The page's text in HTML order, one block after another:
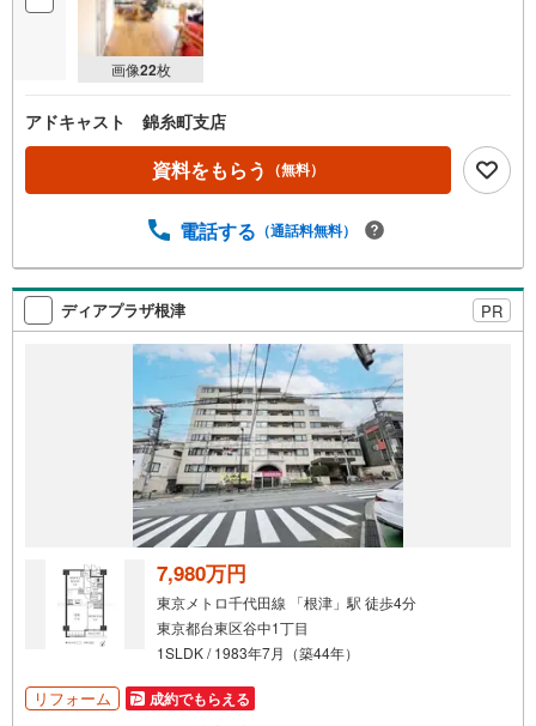
画像22枚
アドキャスト 錦糸町支店
資料をもらう （無料）
電話する （通話料無料）
ディアプラザ根津 PR
7,980万円
東京メトロ千代田線 「根津」駅 徒歩4分
東京都台東区谷中1丁目
1SLDK / 1983年7月（築44年）
リフォーム 成約でもらえる